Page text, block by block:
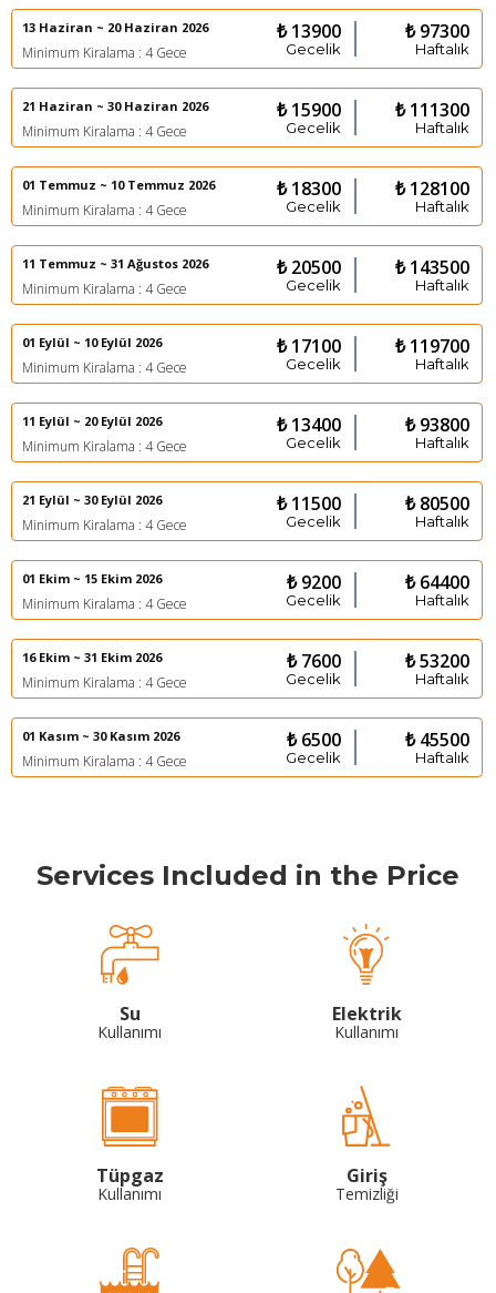
13 Haziran ~ 20 Haziran 2026
Minimum Kiralama : 4 Gece
₺ 13900
Gecelik
₺ 97300
Haftalık
21 Haziran ~ 30 Haziran 2026
Minimum Kiralama : 4 Gece
₺ 15900
Gecelik
₺ 111300
Haftalık
01 Temmuz ~ 10 Temmuz 2026
Minimum Kiralama : 4 Gece
₺ 18300
Gecelik
₺ 128100
Haftalık
11 Temmuz ~ 31 Ağustos 2026
Minimum Kiralama : 4 Gece
₺ 20500
Gecelik
₺ 143500
Haftalık
01 Eylül ~ 10 Eylül 2026
Minimum Kiralama : 4 Gece
₺ 17100
Gecelik
₺ 119700
Haftalık
11 Eylül ~ 20 Eylül 2026
Minimum Kiralama : 4 Gece
₺ 13400
Gecelik
₺ 93800
Haftalık
21 Eylül ~ 30 Eylül 2026
Minimum Kiralama : 4 Gece
₺ 11500
Gecelik
₺ 80500
Haftalık
01 Ekim ~ 15 Ekim 2026
Minimum Kiralama : 4 Gece
₺ 9200
Gecelik
₺ 64400
Haftalık
16 Ekim ~ 31 Ekim 2026
Minimum Kiralama : 4 Gece
₺ 7600
Gecelik
₺ 53200
Haftalık
01 Kasım ~ 30 Kasım 2026
Minimum Kiralama : 4 Gece
₺ 6500
Gecelik
₺ 45500
Haftalık
Services Included in the Price
Su
Kullanımı
Elektrik
Kullanımı
Tüpgaz
Kullanımı
Giriş
Temizliği